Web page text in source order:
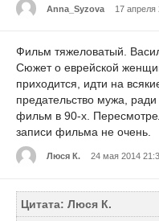
Anna_Syzova 17 апреля
Фильм тяжеловатый.
Сюжет о еврейской
приходится, идти на
предательство мужа,
фильм в 90-х.
записи фильма не очень.
Люся К. 24 мая 2014
Цитата: Люся К.